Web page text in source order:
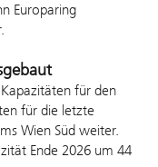
Europaring
für den
für die letzte
Wien Süd weiter.
Ende 2026 um 44